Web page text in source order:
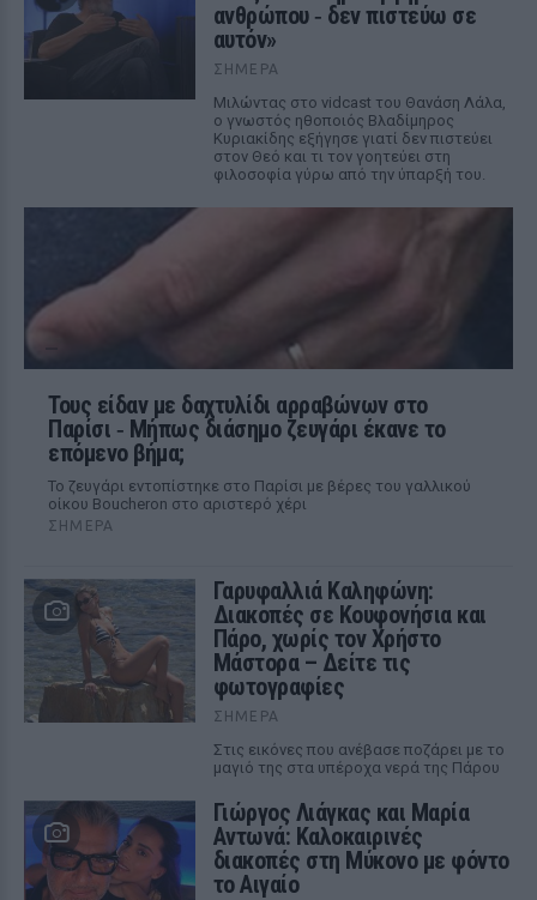
ανθρώπου ‑ δεν πιστεύω σε
αυτόν»
ΣΉΜΕΡΑ
Μιλώντας στο vidcast του Θανάση Λάλα,
ο γνωστός ηθοποιός Βλαδίμηρος
Κυριακίδης εξήγησε γιατί δεν πιστεύει
στον Θεό και τι τον γοητεύει στη
φιλοσοφία γύρω από την ύπαρξή του.
Τους είδαν με δαχτυλίδι αρραβώνων στο
Παρίσι ‑ Μήπως διάσημο ζευγάρι έκανε το
επόμενο βήμα;
Το ζευγάρι εντοπίστηκε στο Παρίσι με βέρες του γαλλικού
οίκου Boucheron στο αριστερό χέρι
ΣΉΜΕΡΑ
Γαρυφαλλιά Καληφώνη:
Διακοπές σε Κουφονήσια και
Πάρο, χωρίς τον Χρήστο
Μάστορα – Δείτε τις
φωτογραφίες
ΣΉΜΕΡΑ
Στις εικόνες που ανέβασε ποζάρει με το
μαγιό της στα υπέροχα νερά της Πάρου
Γιώργος Λιάγκας και Μαρία
Αντωνά: Καλοκαιρινές
διακοπές στη Μύκονο με φόντο
το Αιγαίο